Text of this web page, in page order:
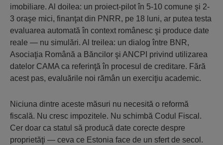
imobiliare. Al doilea: un proiect-pilot în 5-10 comune şi 2-
3 oraşe mici, finanţat din PNRR, pe 18 luni, ar putea testa
evaluarea automată în context românesc şi produce date
reale — nu simulări. Al treilea: un dialog între BNR,
Asociaţia Română a Băncilor şi ANCPI privind utilizarea
datelor CAMA ca referinţă în procesul de creditare. Fără
acest pas, evaluările noi rămân un exerciţiu academic.
Niciuna dintre aceste măsuri nu necesită o reformă
fiscală. Nu cresc impozitele. Nu schimbă Codul Fiscal.
Cer doar ca statul să producă date corecte despre
proprietăţi — ceva ce Estonia face de un sfert de secol.